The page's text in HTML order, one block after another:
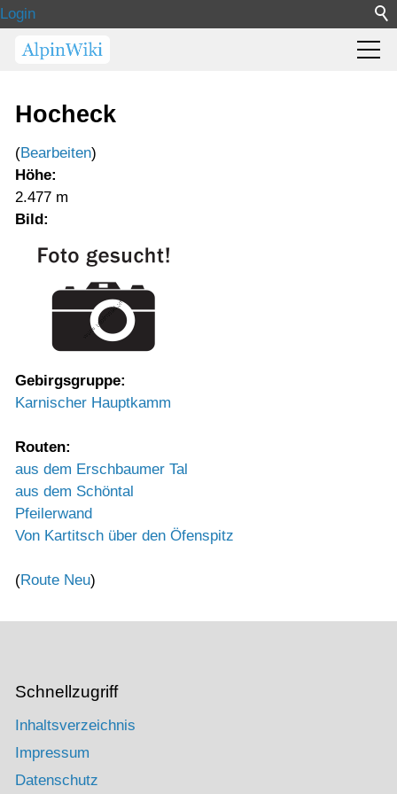
Login
Hocheck
(Bearbeiten)
Höhe:
2.477 m
Bild:
Gebirgsgruppe:
Karnischer Hauptkamm
Routen:
aus dem Erschbaumer Tal
aus dem Schöntal
Pfeilerwand
Von Kartitsch über den Öfenspitz
(Route Neu)
Schnellzugriff
Inhaltsverzeichnis
Impressum
Datenschutz